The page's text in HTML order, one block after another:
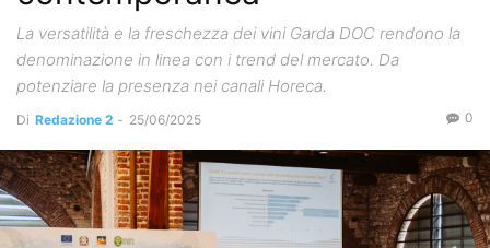
La versatilità e la freschezza dei vini Garda DOC rendono la
denominazione in linea con i trend del mercato. Da
potenziare la presenza nei canali Horeca.
Di Redazione 2 - 25/06/2025 0